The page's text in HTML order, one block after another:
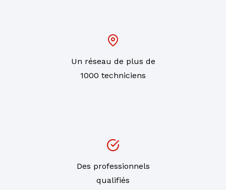
Un réseau de plus de
1000 techniciens
Des professionnels
qualifiés